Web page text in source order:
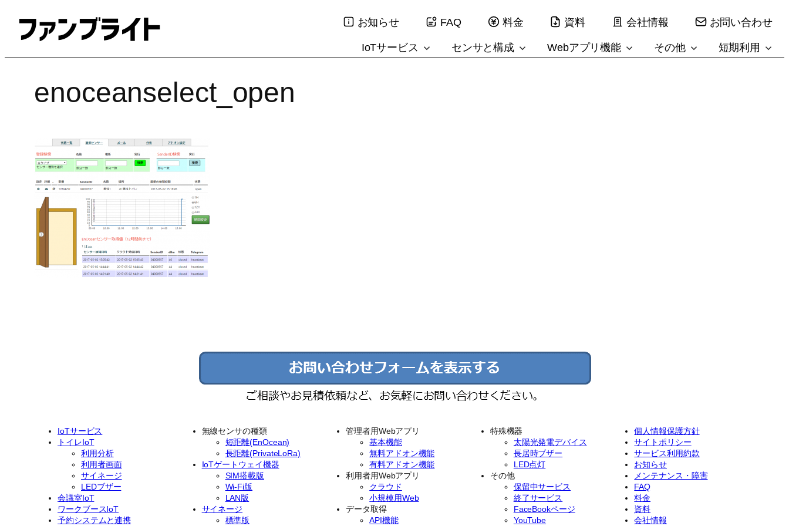
ス
お知らせ FAQ 料金 資料 会社情報 お問い合わせ
IoTサービス センサと構成 Webアプリ機能 その他 短期利用
enoceanselect_open
IoTサービス
トイレIoT
利用分析
利用者画面
サイネージ
LEDブザー
会議室IoT
ワークブースIoT
予約システムと連携
無線センサの種類
短距離(EnOcean)
長距離(PrivateLoRa)
IoTゲートウェイ機器
SIM搭載版
Wi-Fi版
LAN版
サイネージ
標準版
管理者用Webアプリ
基本機能
無料アドオン機能
有料アドオン機能
利用者用Webアプリ
クラウド
小規模用Web
データ取得
API機能
特殊機器
太陽光発電デバイス
長居時ブザー
LED点灯
その他
保留中サービス
終了サービス
FaceBookページ
YouTube
個人情報保護方針
サイトポリシー
サービス利用約款
お知らせ
メンテナンス・障害
FAQ
料金
資料
会社情報